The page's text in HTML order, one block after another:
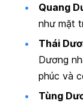
Quang
như mặt
Thái
Dương
phúc và
Tùng